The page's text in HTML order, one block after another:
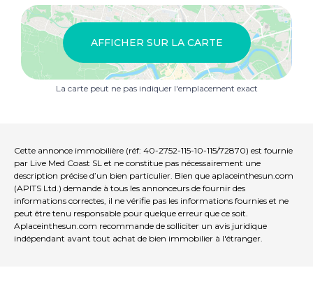
AFFICHER SUR LA CARTE
La carte peut ne pas indiquer l'emplacement exact
Cette annonce immobilière (réf: 40-2752-115-10-115/72870) est fournie
par Live Med Coast SL et ne constitue pas nécessairement une
description précise d’un bien particulier. Bien que aplaceinthesun.com
(APITS Ltd.) demande à tous les annonceurs de fournir des
informations correctes, il ne vérifie pas les informations fournies et ne
peut être tenu responsable pour quelque erreur que ce soit.
Aplaceinthesun.com recommande de solliciter un avis juridique
indépendant avant tout achat de bien immobilier à l'étranger.